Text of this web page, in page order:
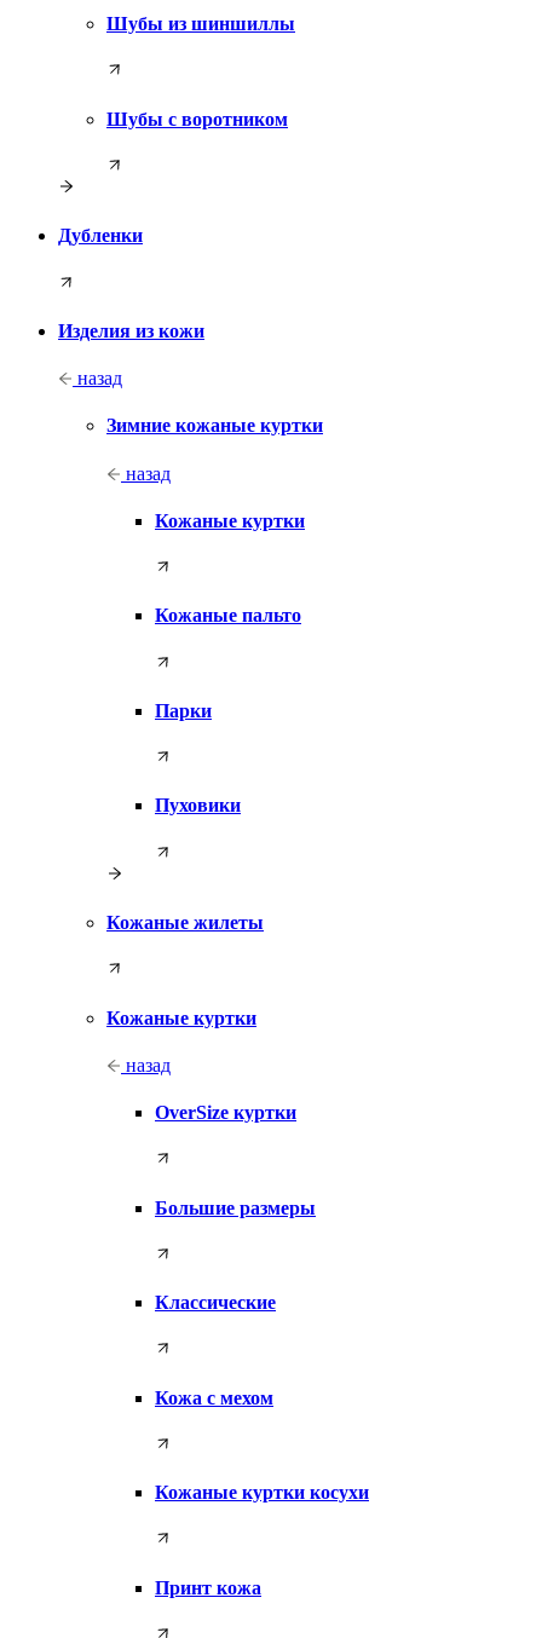
Шубы из шиншиллы
Шубы с воротником
Дубленки
Изделия из кожи
назад
Зимние кожаные куртки
назад
Кожаные куртки
Кожаные пальто
Парки
Пуховики
Кожаные жилеты
Кожаные куртки
назад
OverSize куртки
Большие размеры
Классические
Кожа с мехом
Кожаные куртки косухи
Принт кожа